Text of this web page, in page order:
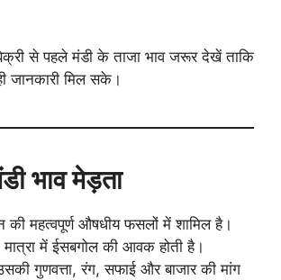
से पहले मंडी के ताजा भाव जरूर देखें ताकि
जानकारी मिल सके।
भाव मेड़ता
की महत्वपूर्ण औषधीय फसलों में शामिल है।
मात्रा में ईसबगोल की आवक होती है।
गुणवत्ता, रंग, सफाई और बाजार की मांग